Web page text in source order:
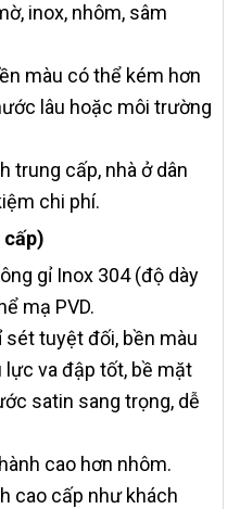
inox, nhôm, sâm
màu có thể kém hơn
lâu hoặc môi trường
trung cấp, nhà ở dân
chi phí.
cấp)
gỉ Inox 304 (độ dày
mạ PVD.
sét tuyệt đối, bền màu
lực va đập tốt, bề mặt
satin sang trọng, dễ
cao hơn nhôm.
cao cấp như khách